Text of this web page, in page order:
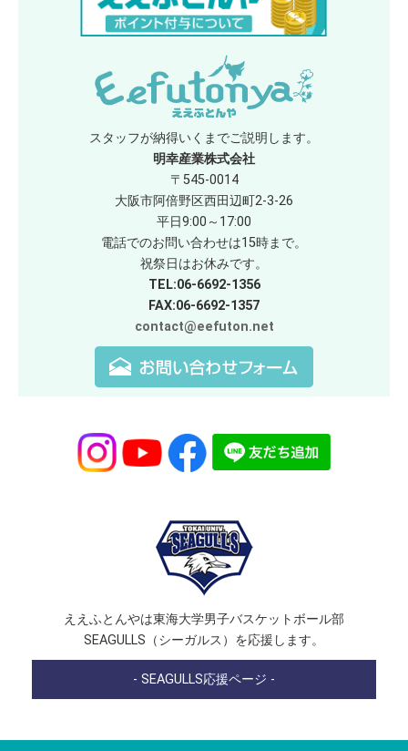
スタッフが納得いくまでご説明します。
明幸産業株式会社
〒545-0014
大阪市阿倍野区西田辺町2-3-26
平日9:00～17:00
電話でのお問い合わせは15時まで。
祝祭日はお休みです。
TEL:06-6692-1356
FAX:06-6692-1357
contact@eefuton.net
ええふとんやは東海大学男子バスケットボール部
SEAGULLS（シーガルス）を応援します。
- SEAGULLS応援ページ -